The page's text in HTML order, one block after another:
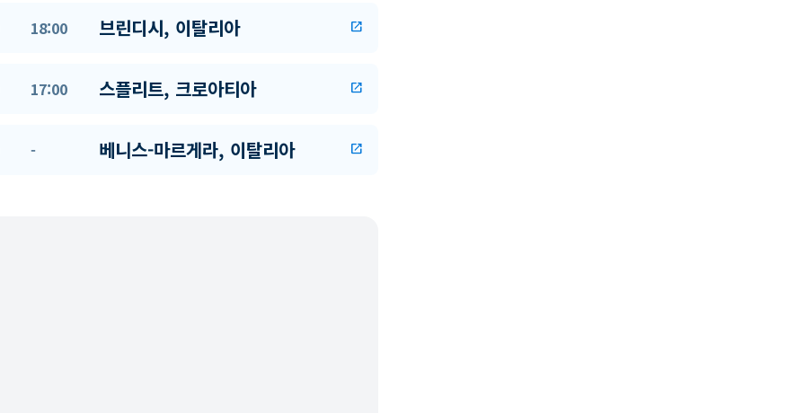
18:00 브린디시, 이탈리아 open_in_new
17:00 스플리트, 크로아티아 open_in_new
- 베니스-마르게라, 이탈리아 open_in_new